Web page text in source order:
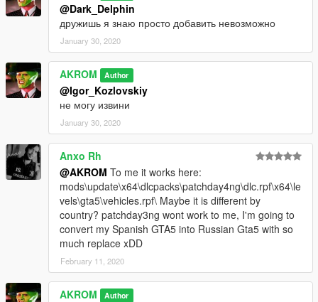
@Dark_Delphin
дружишь я знаю просто добавить невозможно
January 30, 2020
AKROM Author
@Igor_Kozlovskiy
не могу извини
January 30, 2020
Anxo Rh
@AKROM To me it works here:
mods\update\x64\dlcpacks\patchday4ng\dlc.rpf\x64\le
vels\gta5\vehicles.rpf\ Maybe it is different by
country? patchday3ng wont work to me, I'm going to
convert my Spanish GTA5 into Russian Gta5 with so
much replace xDD
February 11, 2020
AKROM Author